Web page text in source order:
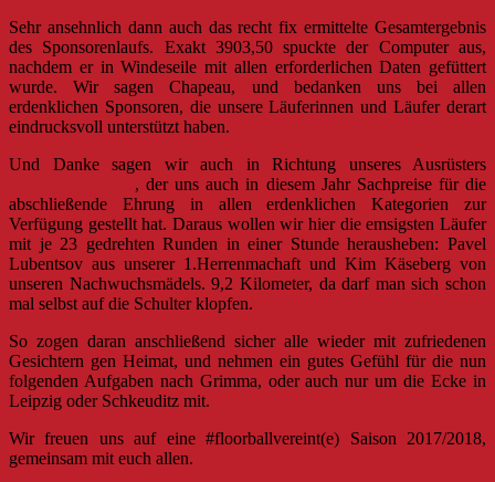
Sehr ansehnlich dann auch das recht fix ermittelte Gesamtergebnis
des Sponsorenlaufs. Exakt 3903,50 spuckte der Computer aus,
nachdem er in Windeseile mit allen erforderlichen Daten gefüttert
wurde. Wir sagen Chapeau, und bedanken uns bei allen
erdenklichen Sponsoren, die unsere Läuferinnen und Läufer derart
eindrucksvoll unterstützt haben.
Und Danke sagen wir auch in Richtung unseres Ausrüsters
, der uns auch in diesem Jahr Sachpreise für die
abschließende Ehrung in allen erdenklichen Kategorien zur
Verfügung gestellt hat. Daraus wollen wir hier die emsigsten Läufer
mit je 23 gedrehten Runden in einer Stunde herausheben: Pavel
Lubentsov aus unserer 1.Herrenmachaft und Kim Käseberg von
unseren Nachwuchsmädels. 9,2 Kilometer, da darf man sich schon
mal selbst auf die Schulter klopfen.
So zogen daran anschließend sicher alle wieder mit zufriedenen
Gesichtern gen Heimat, und nehmen ein gutes Gefühl für die nun
folgenden Aufgaben nach Grimma, oder auch nur um die Ecke in
Leipzig oder Schkeuditz mit.
Wir freuen uns auf eine #floorballvereint(e) Saison 2017/2018,
gemeinsam mit euch allen.